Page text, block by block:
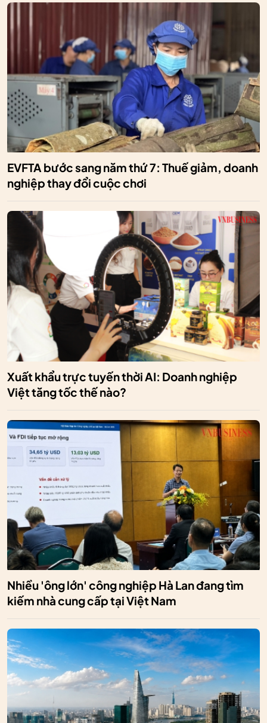
EVFTA bước sang năm thứ 7: Thuế giảm, doanh
nghiệp thay đổi cuộc chơi
Xuất khẩu trực tuyến thời AI: Doanh nghiệp
Việt tăng tốc thế nào?
Nhiều 'ông lớn' công nghiệp Hà Lan đang tìm
kiếm nhà cung cấp tại Việt Nam